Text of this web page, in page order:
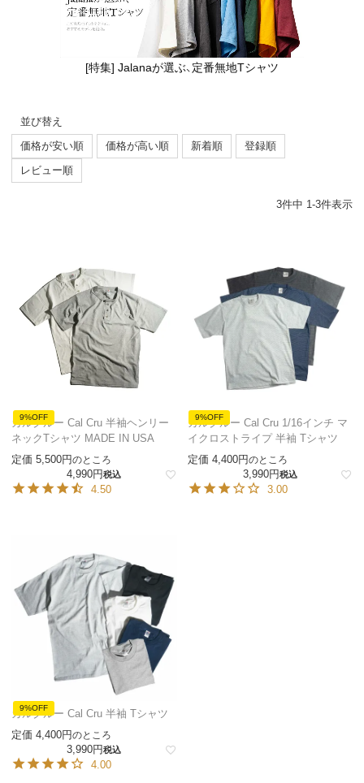
[特集] Jalanaが選ぶ、定番無地Tシャツ
並び替え
価格が安い順
価格が高い順 新着順
登録順
レビュー順
3件中 1-3件表示
9%OFF
カルクルー Cal Cru 半袖ヘンリー
ネックTシャツ MADE IN USA
定価 5,500 のところ
4,990 税込
4.50
9%OFF
カルクルー Cal Cru 1/16インチ マ
イクロストライプ 半袖 Tシャツ
定価 4,400 のところ
3,990 税込
3.00
9%OFF
カルクルー Cal Cru 半袖 Tシャツ
定価 4,400 のところ
3,990 税込
4.00